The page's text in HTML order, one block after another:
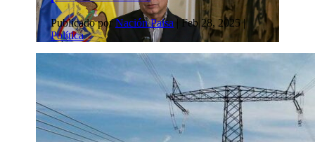
Publicado porNación Paisa |Feb 28, 2025|
Política